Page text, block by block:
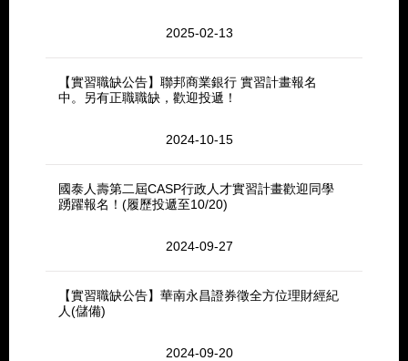
2025-02-13
【實習職缺公告】聯邦商業銀行 實習計畫報名
中。另有正職職缺，歡迎投遞！
2024-10-15
國泰人壽第二屆CASP行政人才實習計畫歡迎同學
踴躍報名！(履歷投遞至10/20)
2024-09-27
【實習職缺公告】華南永昌證券徵全方位理財經紀
人(儲備)
2024-09-20